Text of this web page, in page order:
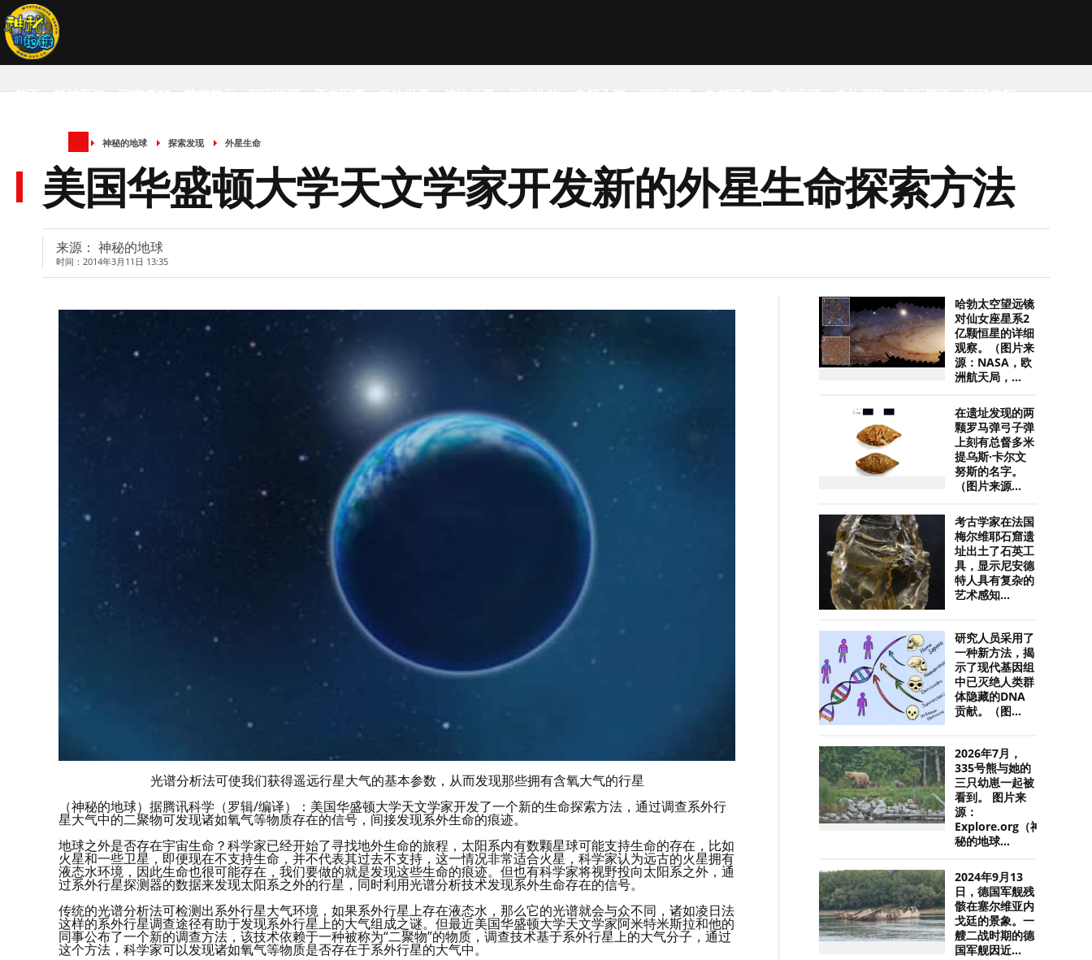
首页 科技新知 宇宙奥秘 航空航天 国家地理 历史军事 动物世界 植物世界 远古生物 未解之谜 探索发现 自然现象 考古发现 户外探险 桌面壁纸 环球趣闻
神秘的地球 探索发现 外星生命
美国华盛顿大学天文学家开发新的外星生命探索方法
来源： 神秘的地球
时间：2014年3月11日 13:35
光谱分析法可使我们获得遥远行星大气的基本参数，从而发现那些拥有含氧大气的行星
（神秘的地球）据腾讯科学（罗辑/编译）：美国华盛顿大学天文学家开发了一个新的生命探索方法，通过调查系外行
星大气中的二聚物可发现诸如氧气等物质存在的信号，间接发现系外生命的痕迹。
地球之外是否存在宇宙生命？科学家已经开始了寻找地外生命的旅程，太阳系内有数颗星球可能支持生命的存在，比如
火星和一些卫星，即便现在不支持生命，并不代表其过去不支持，这一情况非常适合火星，科学家认为远古的火星拥有
液态水环境，因此生命也很可能存在，我们要做的就是发现这些生命的痕迹。但也有科学家将视野投向太阳系之外，通
过系外行星探测器的数据来发现太阳系之外的行星，同时利用光谱分析技术发现系外生命存在的信号。
传统的光谱分析法可检测出系外行星大气环境，如果系外行星上存在液态水，那么它的光谱就会与众不同，诸如凌日法
这样的系外行星调查途径有助于发现系外行星上的大气组成之谜。但最近美国华盛顿大学天文学家阿米特米斯拉和他的
同事公布了一个新的调查方法，该技术依赖于一种被称为“二聚物”的物质，调查技术基于系外行星上的大气分子，通过
这个方法，科学家可以发现诸如氧气等物质是否存在于系外行星的大气中。
哈勃太空望远镜
对仙女座星系2
亿颗恒星的详细
观察。（图片来
源：NASA，欧
洲航天局，...
在遗址发现的两
颗罗马弹弓子弹
上刻有总督多米
提乌斯·卡尔文
努斯的名字。
（图片来源...
考古学家在法国
梅尔维耶石窟遗
址出土了石英工
具，显示尼安德
特人具有复杂的
艺术感知...
研究人员采用了
一种新方法，揭
示了现代基因组
中已灭绝人类群
体隐藏的DNA
贡献。（图...
2026年7月，
335号熊与她的
三只幼崽一起被
看到。 图片来
源：
Explore.org（神
秘的地球...
2024年9月13
日，德国军舰残
骸在塞尔维亚内
戈廷的景象。一
艘二战时期的德
国军舰因近...